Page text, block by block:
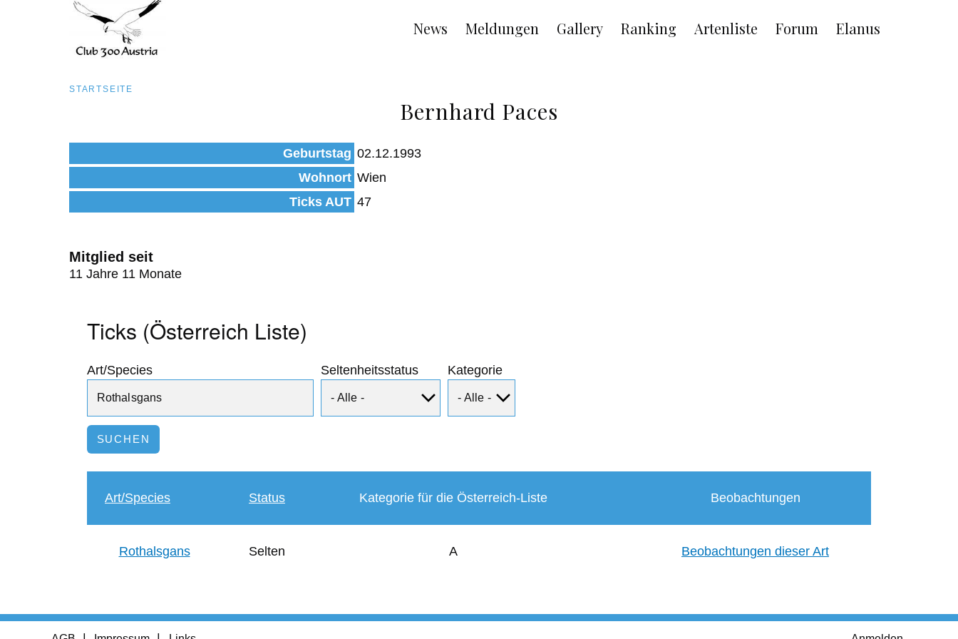
Main
navigation
News Meldungen Gallery Ranking Artenliste Forum Elanus
Pfadnavigation
STARTSEITE
Bernhard Paces
Geburtstag 02.12.1993
Wohnort Wien
Ticks AUT 47
Mitglied seit
11 Jahre 11 Monate
Ticks (Österreich Liste)
Art/Species Seltenheitsstatus Kategorie
Art/Species Status Kategorie für die Österreich-Liste Beobachtungen
Rothalsgans Selten A Beobachtungen dieser Art